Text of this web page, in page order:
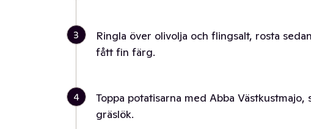
3
Ringla över olivolja och flingsalt, rosta
fått fin färg.
4
Toppa potatisarna med Abba
gräslök.